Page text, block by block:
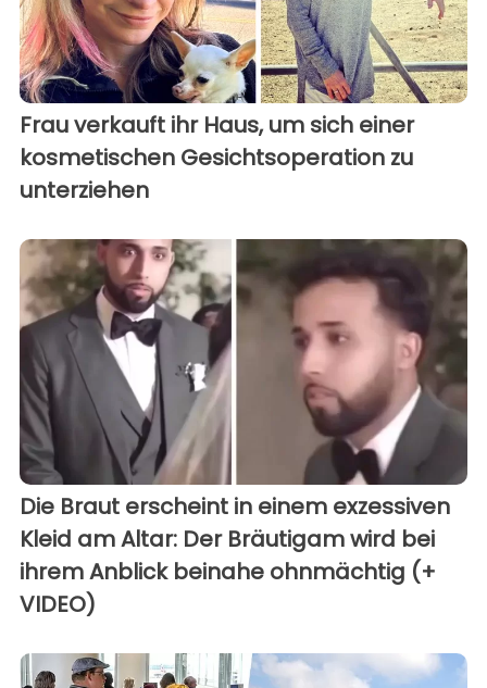
Frau verkauft ihr Haus, um sich einer
kosmetischen Gesichtsoperation zu
unterziehen
Die Braut erscheint in einem exzessiven
Kleid am Altar: Der Bräutigam wird bei
ihrem Anblick beinahe ohnmächtig (+
VIDEO)